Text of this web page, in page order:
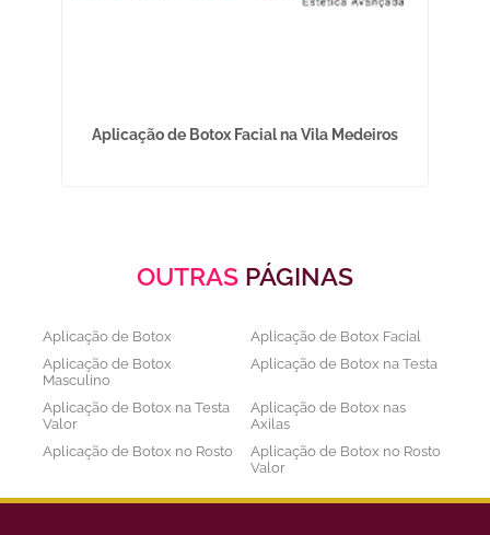
Aplicação de Botox Facial na Vila Medeiros
OUTRAS PÁGINAS
Aplicação de Botox
Aplicação de Botox Facial
Aplicação de Botox
Masculino
Aplicação de Botox na Testa
Aplicação de Botox na Testa
Valor
Aplicação de Botox nas
Axilas
Aplicação de Botox no Rosto
Aplicação de Botox no Rosto
Valor
Aplicação de Botox nos
Aplicação de Botox Preço